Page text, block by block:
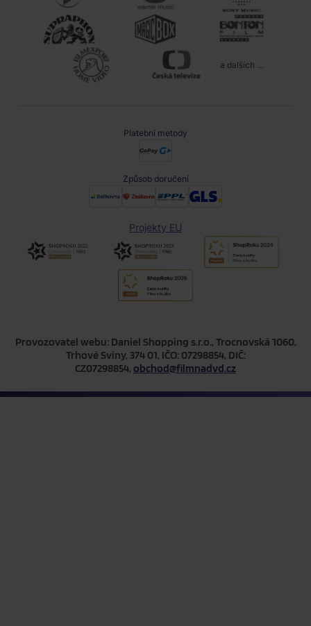
a dalších ...
Platební metody
Způsob doručení
Projekty EU
Provozovatel webu: Daniel Shopping s.r.o., Trocnovská 1060,
Trhové Sviny, 374 01, IČO: 07298854, DIČ:
CZ07298854, obchod@filmnadvd.cz